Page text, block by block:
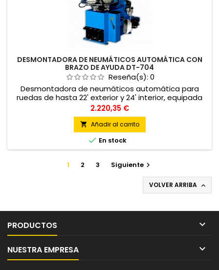
DESMONTADORA DE NEUMÁTICOS AUTOMÁTICA CON
BRAZO DE AYUDA DT-704
Reseña(s): 0
Desmontadora de neumáticos automática para
ruedas de hasta 22' exterior y 24' interior, equipada
con brazo de ayuda de 3 puntos para ruedas run-flat
y de perfil bajo.
Precio
2.220,35 €
 Añadir al carrito
 En stock
1 2 3 Siguiente
VOLVER ARRIBA 
PRODUCTOS 
NUESTRA EMPRESA 